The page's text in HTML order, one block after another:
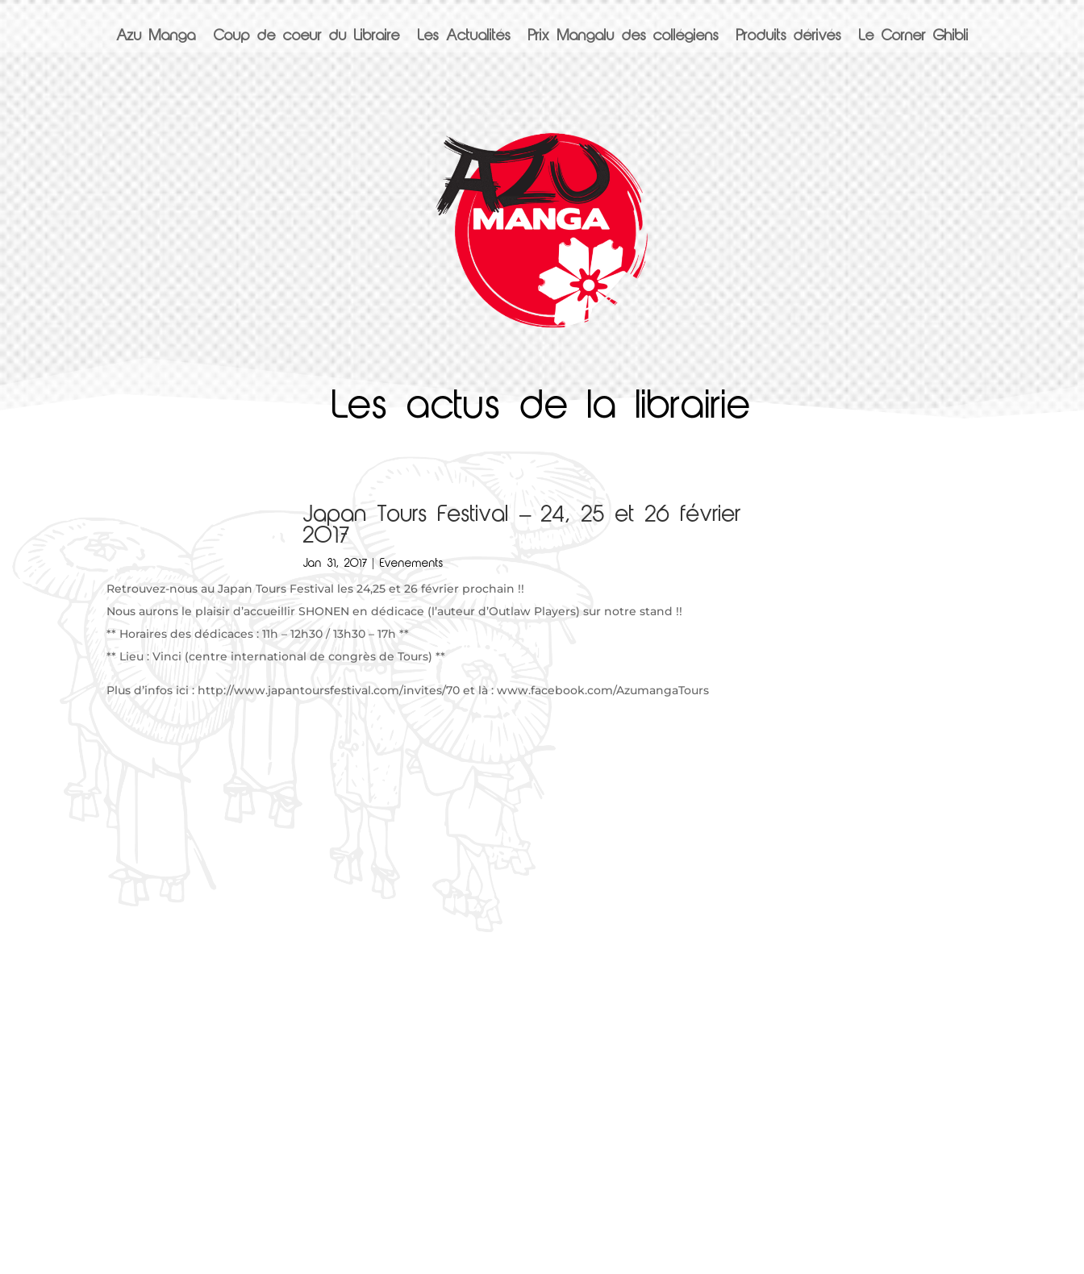
Azu Manga Coup de coeur du Libraire Les Actualités Prix Mangalu des collégiens Produits dérivés Le Corner Ghibli
Les actus de la librairie
Japan Tours Festival – 24, 25 et 26 février
2017
Jan 31, 2017 |Evenements
Retrouvez-nous au Japan Tours Festival les 24,25 et 26 février prochain !!
Nous aurons le plaisir d’accueillir SHONEN en dédicace (l’auteur d’Outlaw Players) sur notre stand !!
** Horaires des dédicaces : 11h – 12h30 / 13h30 – 17h **
** Lieu : Vinci (centre international de congrès de Tours) **
Plus d’infos ici : http://www.japantoursfestival.com/invites/70 et là : www.facebook.com/AzumangaTours